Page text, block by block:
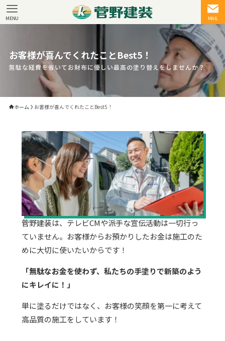
MAIL
MENU
お客様が喜んでくれたことBest5！
無駄な経費を省いてお財布に優しい最高の塗り替えをしませんか？
ホーム お客様が喜んでくれたことBest5！
菅野建装は、テレビCMや派手な宣伝活動は一切行っ
ていません。お客様からお預かりしたお金は施工のた
めに大切に使いたいからです！
「無駄なお金を使わず、私たちの手塗りで新築のよう
にキレイに！」
単に塗るだけではなく、お客様の笑顔を第一に考えて
高品質の施工をしています！